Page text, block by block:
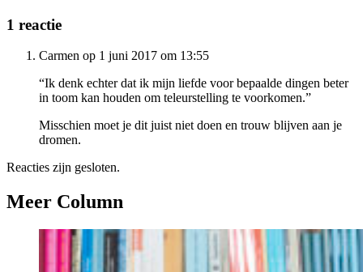
1 reactie
Carmen op 1 juni 2017 om 13:55
“Ik denk echter dat ik mijn liefde voor bepaalde dingen beter
in toom kan houden om teleurstelling te voorkomen.”
Misschien moet je dit juist niet doen en trouw blijven aan je
dromen.
Reacties zijn gesloten.
Meer Column